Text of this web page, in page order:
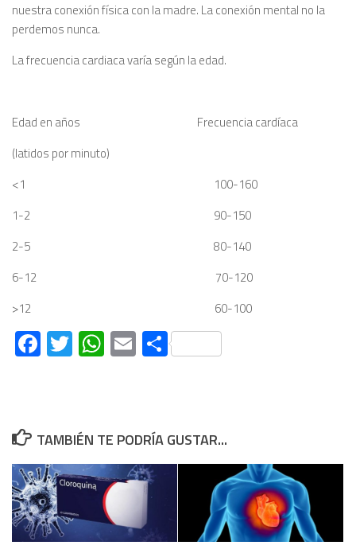
nuestra conexión física con la madre. La conexión mental no la
perdemos nunca.
La frecuencia cardiaca varía según la edad.
Edad en años Frecuencia cardíaca
(latidos por minuto)
<1 100-160
1-2 90-150
2-5 80-140
6-12 70-120
>12 60-100
Facebook
Twitter
WhatsApp
EmailCompartir
TAMBIÉN TE PODRÍA GUSTAR...